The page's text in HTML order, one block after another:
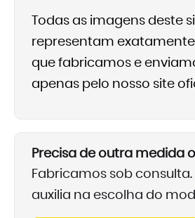
Todas as imagens deste
representam
que fabricamos e
apenas pelo nosso site
Precisa de outra medida
Fabricamos sob consulta.
auxilia na escolha do